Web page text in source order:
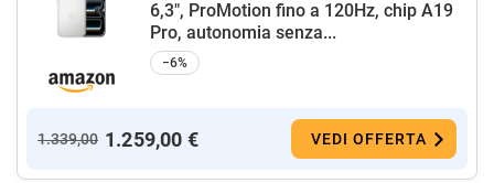
6,3", ProMotion fino a 120Hz, chip A19
Pro, autonomia senza...
−6%
1.339,00 1.259,00 € VEDI OFFERTA